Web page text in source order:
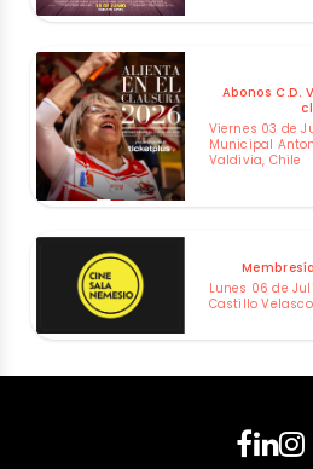
Abonos C.D.
Viernes 03 de
Municipal
Valdivia, Chile
Lunes 06 de
Castillo